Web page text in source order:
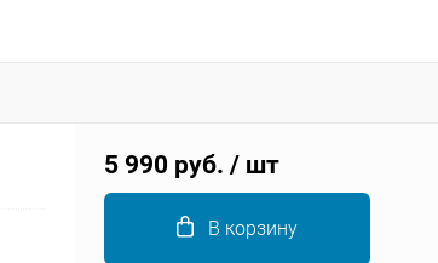
5 990 руб. / шт
В корзину